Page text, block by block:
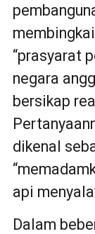
membingkai
“prasyarat
negara
bersikap
dikenal
api
Dalam